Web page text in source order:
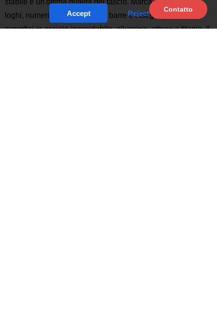
stabile e un'ottima qualità del fascio. Marca efficacemente
loghi, numeri di serie, codici a barre e disegni grafici su
superfici in acciaio inossidabile, alluminio, ottone e titanio. Il
Contatto
Accept Reject